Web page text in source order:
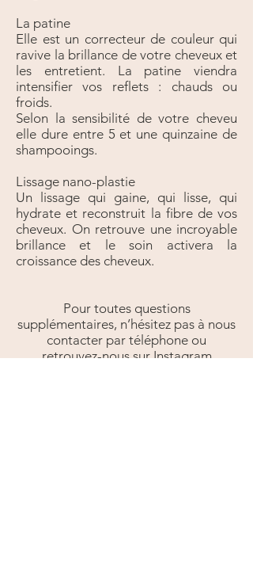
La patine
Elle est un correcteur de couleur qui
ravive la brillance de votre cheveux et
les entretient. La patine viendra
intensifier vos reflets : chauds ou
froids.
Selon la sensibilité de votre cheveu
elle dure entre 5 et une quinzaine de
shampooings.
Lissage nano-plastie
Un lissage qui gaine, qui lisse, qui
hydrate et reconstruit la fibre de vos
cheveux. On retrouve une incroyable
brillance et le soin activera la
croissance des cheveux.
Pour toutes questions
supplémentaires, n’hésitez pas à nous
contacter par téléphone ou
retrouvez-nous sur Instagram